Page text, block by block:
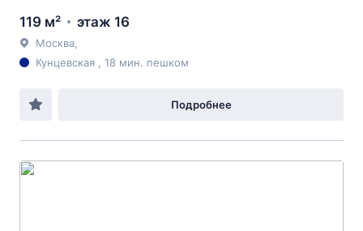
119 м² этаж 16
Москва,
Кунцевская , 18 мин. пешком
Подробнее